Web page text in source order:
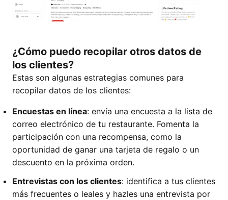
¿Cómo puedo recopilar otros datos de
los clientes?
Estas son algunas estrategias comunes para
recopilar datos de los clientes:
Encuestas en línea: envía una encuesta a la lista de
correo electrónico de tu restaurante. Fomenta la
participación con una recompensa, como la
oportunidad de ganar una tarjeta de regalo o un
descuento en la próxima orden.
Entrevistas con los clientes: identifica a tus clientes
más frecuentes o leales y hazles una entrevista por